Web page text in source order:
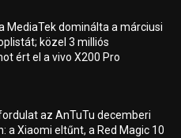
MediaTek dominálta a márciusi
közel 3 milliós
ért el a vivo X200 Pro
az AnTuTu decemberi
a Xiaomi eltűnt, a Red Magic 10